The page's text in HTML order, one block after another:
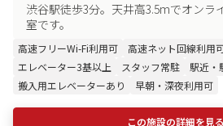
渋谷駅徒歩3分。天井高3.5mでオンラ
室です。
高速フリーWi-Fi利用可 高速ネット回線利用
エレベーター3基以上
スタッフ常駐
駅近・
搬入用エレベーターあり
早朝・深夜利用可
この施設の詳細を見る